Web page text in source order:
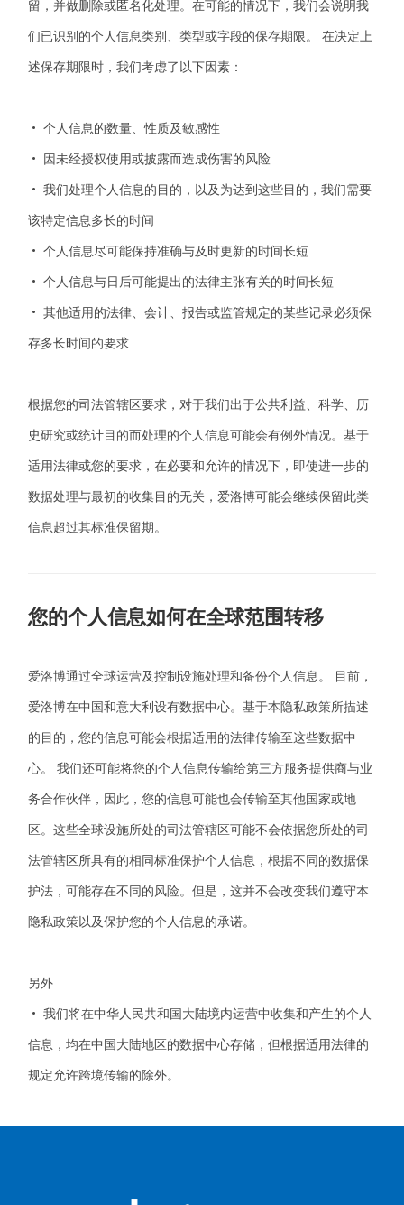
留，并做删除或匿名化处理。在可能的情况下，我们会说明我
们已识别的个人信息类别、类型或字段的保存期限。 在决定上
述保存期限时，我们考虑了以下因素：
• 个人信息的数量、性质及敏感性
• 因未经授权使用或披露而造成伤害的风险
• 我们处理个人信息的目的，以及为达到这些目的，我们需要
该特定信息多长的时间
• 个人信息尽可能保持准确与及时更新的时间长短
• 个人信息与日后可能提出的法律主张有关的时间长短
• 其他适用的法律、会计、报告或监管规定的某些记录必须保
存多长时间的要求
根据您的司法管辖区要求，对于我们出于公共利益、科学、历
史研究或统计目的而处理的个人信息可能会有例外情况。基于
适用法律或您的要求，在必要和允许的情况下，即使进一步的
数据处理与最初的收集目的无关， 爱洛博可能会继续保留此类
信息超过其标准保留期。
您的个人信息如何在全球范围转移
爱洛博通过全球运营及控制设施处理和备份个人信息。 目前，
爱洛博在中国和意大利设有数据中心。基于本隐私政策所描述
的目的，您的信息可能会根据适用的法律传输至这些数据中
心。 我们还可能将您的个人信息传输给第三方服务提供商与业
务合作伙伴，因此，您的信息可能也会传输至其他国家或地
区。这些全球设施所处的司法管辖区可能不会依据您所处的司
法管辖区所具有的相同标准保护个人信息，根据不同的数据保
护法，可能存在不同的风险。但是，这并不会改变我们遵守本
隐私政策以及保护您的个人信息的承诺。
另外
• 我们将在中华人民共和国大陆境内运营中收集和产生的个人
信息，均在中国大陆地区的数据中心存储，但根据适用法律的
规定允许跨境传输的除外。